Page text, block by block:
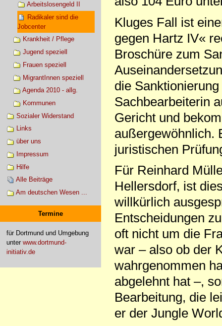
Arbeitslosengeld II
Radikaler sind die
Jobcenter
Krankheit / Pflege
Jugend speziell
Frauen speziell
MigrantInnen speziell
Agenda 2010 - allg.
Kommunen
Sozialer Widerstand
Links
über uns
Impressum
Hilfe
Alle Beiträge
Am deutschen Wesen ...
Termine
für Dortmund und Umgebung
unter www.dortmund-
initiativ.de
Kluges Fall ist
gegen Hartz IV«
Broschüre zum
die
Sachbearbeiterin
Gericht und
außergewöhnlich.
juristischen
Für Reinhard
Hellersdorf, ist
willkürlich
Entscheidungen
oft nicht um die
war – also ob der
wahrgenommen
abgelehnt hat –,
Bearbeitung, die
er der Jungle